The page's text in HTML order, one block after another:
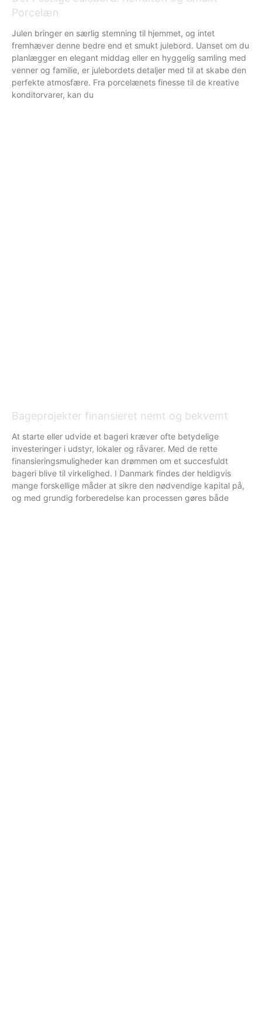
Porcelæn
Julen bringer en særlig stemning til hjemmet, og intet
fremhæver denne bedre end et smukt julebord. Uanset om du
planlægger en elegant middag eller en hyggelig samling med
venner og familie, er julebordets detaljer med til at skabe den
perfekte atmosfære. Fra porcelænets finesse til de kreative
konditorvarer, kan du
Bageprojekter finansieret nemt og bekvemt
At starte eller udvide et bageri kræver ofte betydelige
investeringer i udstyr, lokaler og råvarer. Med de rette
finansieringsmuligheder kan drømmen om et succesfuldt
bageri blive til virkelighed. I Danmark findes der heldigvis
mange forskellige måder at sikre den nødvendige kapital på,
og med grundig forberedelse kan processen gøres både